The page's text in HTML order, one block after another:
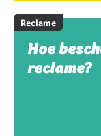
Reclame
Hoe
reclame?